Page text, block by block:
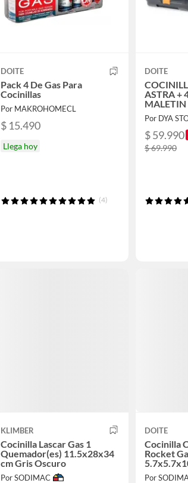
DOITE
Pack 4 De Gas Para
Cocinillas
Por MAKROHOMECL
$ 15.490
Llega hoy
(4)
DOITE
ASTRA +
MALETIN
Por DYA
$ 59.990
$ 69.990
KLIMBER
Cocinilla Lascar Gas 1
Quemador(es) 11.5x28x34
cm Gris Oscuro
Por SODIMAC
DOITE
Cocinilla
Rocket
Por